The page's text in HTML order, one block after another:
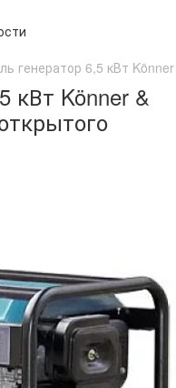
генератор 6,5 кВт
кВт Könner &